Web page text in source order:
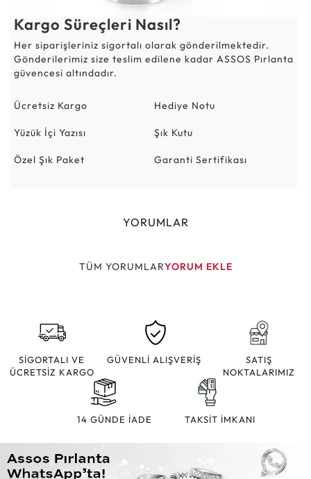
Kargo Süreçleri Nasıl?
Her siparişleriniz sigortalı olarak gönderilmektedir.
Gönderilerimiz size teslim edilene kadar ASSOS Pırlanta
güvencesi altındadır.
Ücretsiz Kargo Hediye Notu
Yüzük İçi Yazısı Şık Kutu
Özel Şık Paket Garanti Sertifikası
YORUMLAR
TÜM YORUMLARYORUM EKLE
SİGORTALI VE
ÜCRETSİZ KARGO
GÜVENLİ ALIŞVERİŞ
SATIŞ
NOKTALARIMIZ
14 GÜNDE İADE TAKSİT İMKANI